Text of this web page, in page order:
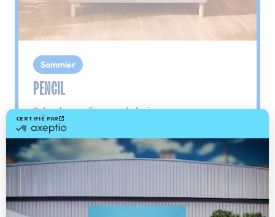
Sommier
PENCIL
Le plus : soutien morphologique
Grâce à ses 3 zones de confort, le sommier
Pencil vous assure tout son soutien. Avec les
épaules, le dos et le bassin qui reposent sur ses
lattes, vous évitez les douleurs au petit matin.
Dès 501,00 €